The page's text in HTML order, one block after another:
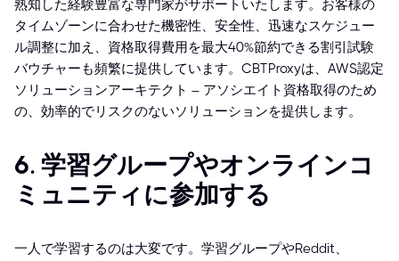
熟知した経験豊富な専門家がサポートいたします。お客様の
タイムゾーンに合わせた機密性、安全性、迅速なスケジュー
ル調整に加え、資格取得費用を最大40%節約できる割引試験
バウチャーも頻繁に提供しています。CBTProxyは、AWS認定
ソリューションアーキテクト – アソシエイト資格取得のため
の、効率的でリスクのないソリューションを提供します。
6. 学習グループやオンラインコ
ミュニティに参加する
一人で学習するのは大変です。学習グループやReddit、